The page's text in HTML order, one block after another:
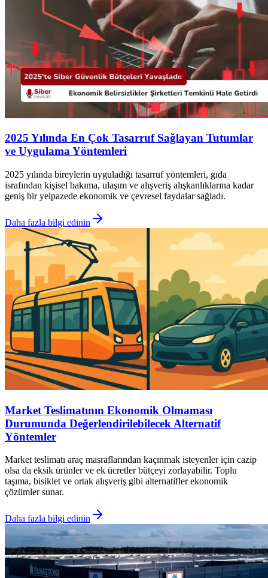
2025 Yılında En Çok Tasarruf Sağlayan Tutumlar
ve Uygulama Yöntemleri
2025 yılında bireylerin uyguladığı tasarruf yöntemleri, gıda
israfından kişisel bakıma, ulaşım ve alışveriş alışkanlıklarına kadar
geniş bir yelpazede ekonomik ve çevresel faydalar sağladı.
Daha fazla bilgi edinin
Market Teslimatının Ekonomik Olmaması
Durumunda Değerlendirilebilecek Alternatif
Yöntemler
Market teslimatı araç masraflarından kaçınmak isteyenler için cazip
olsa da eksik ürünler ve ek ücretler bütçeyi zorlayabilir. Toplu
taşıma, bisiklet ve ortak alışveriş gibi alternatifler ekonomik
çözümler sunar.
Daha fazla bilgi edinin